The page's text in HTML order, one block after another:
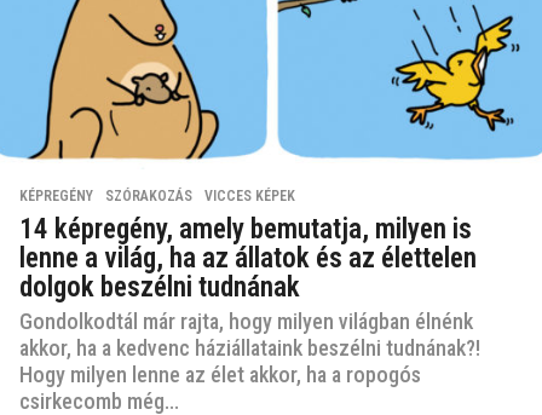
KÉPREGÉNY ,SZÓRAKOZÁS ,VICCES KÉPEK
14 képregény, amely bemutatja, milyen is
lenne a világ, ha az állatok és az élettelen
dolgok beszélni tudnának
Gondolkodtál már rajta, hogy milyen világban élnénk
akkor, ha a kedvenc háziállataink beszélni tudnának?!
Hogy milyen lenne az élet akkor, ha a ropogós
csirkecomb még...